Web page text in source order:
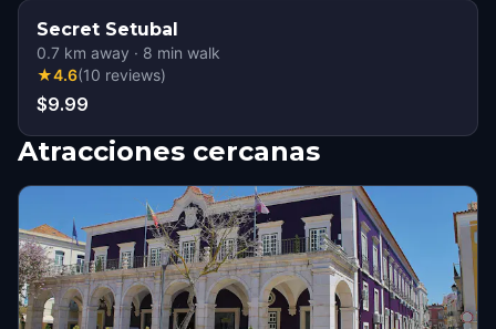
Secret Setubal
0.7 km away · 8 min walk
★4.6(10 reviews)
$9.99
Atracciones cercanas